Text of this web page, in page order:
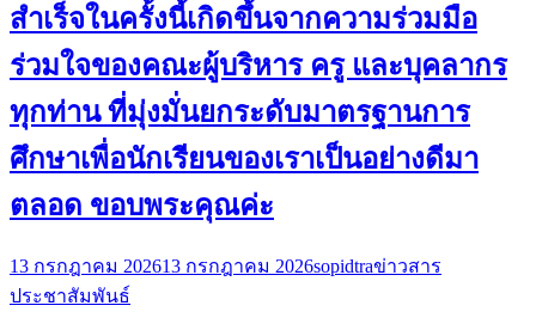
สำเร็จในครั้งนี้เกิดขึ้นจากความร่วมมือ
ร่วมใจของคณะผู้บริหาร ครู และบุคลากร
ทุกท่าน ที่มุ่งมั่นยกระดับมาตรฐานการ
ศึกษาเพื่อนักเรียนของเราเป็นอย่างดีมา
ตลอด ขอบพระคุณค่ะ
13 กรกฎาคม 202613 กรกฎาคม 2026sopidtraข่าวสาร
ประชาสัมพันธ์